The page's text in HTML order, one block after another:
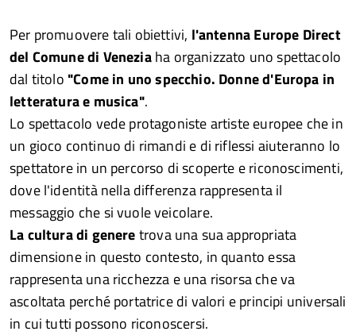
Per promuovere tali obiettivi, l'antenna Europe Direct
del Comune di Veneziaha organizzato uno spettacolo
dal titolo "Come in uno specchio. Donne d'Europa in
letteratura e musica".
Lo spettacolo vede protagoniste artiste europee che in
un gioco continuo di rimandi e di riflessi aiuteranno lo
spettatore in un percorso di scoperte e riconoscimenti,
dove l'identità nella differenza rappresenta il
messaggio che si vuole veicolare.
La cultura di generetrova una sua appropriata
dimensione in questo contesto, in quanto essa
rappresenta una ricchezza e una risorsa che va
ascoltata perché portatrice di valori e principi universali
in cui tutti possono riconoscersi.